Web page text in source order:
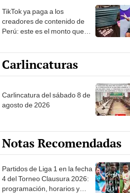
TikTok ya paga a los
creadores de contenido de
Perú: este es el monto que
1.000 vistas
Carlincaturas
Carlincatura del sábado 8 de
agosto de 2026
Notas Recomendadas
Partidos de Liga 1 en la fecha
4 del Torneo Clausura 2026:
programación, horarios y